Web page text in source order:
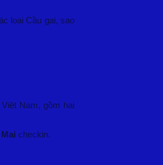
loại Cầu gai, sao
Nam, gồm hai
checkin.